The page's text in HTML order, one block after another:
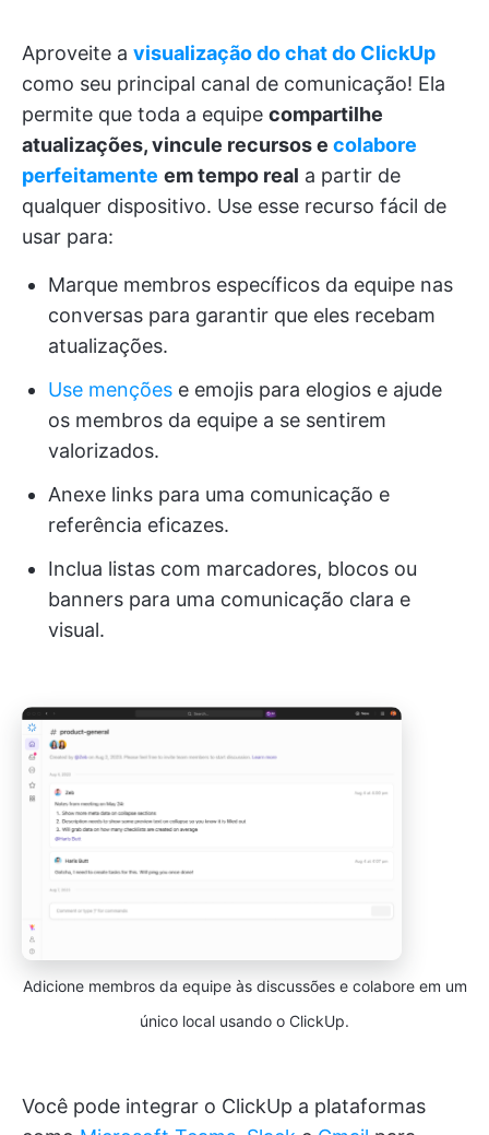
Aproveite a visualização do chat do ClickUp
como seu principal canal de comunicação! Ela
permite que toda a equipe compartilhe
atualizações, vincule recursos e colabore
perfeitamente em tempo real a partir de
qualquer dispositivo. Use esse recurso fácil de
usar para:
Marque membros específicos da equipe nas
conversas para garantir que eles recebam
atualizações.
Use menções e emojis para elogios e ajude
os membros da equipe a se sentirem
valorizados.
Anexe links para uma comunicação e
referência eficazes.
Inclua listas com marcadores, blocos ou
banners para uma comunicação clara e
visual.
Adicione membros da equipe às discussões e colabore em um
único local usando o ClickUp.
Você pode integrar o ClickUp a plataformas